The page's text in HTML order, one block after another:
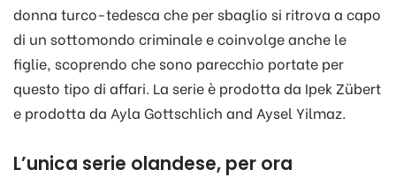
donna turco-tedesca che per sbaglio si ritrova a capo
di un sottomondo criminale e coinvolge anche le
figlie, scoprendo che sono parecchio portate per
questo tipo di affari. La serie è prodotta da Ipek Zübert
e prodotta da Ayla Gottschlich and Aysel Yilmaz.
L’unica serie olandese, per ora